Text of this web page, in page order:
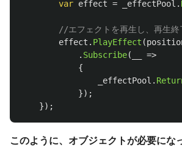
var effect = _effectPool .
//エフェクトを再生し、再生
effect . PlayEffect (
. Subscribe(
=>
{
_effectPool .
});
});
このように、オブジェクトが必要にな